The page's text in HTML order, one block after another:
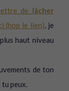
de lâcher
(hop le lien), je
haut niveau
de ton
tu peux.